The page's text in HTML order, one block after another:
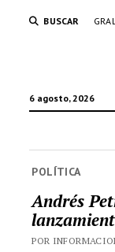
BUSCAR
6 agosto, 2026
POLÍTICA
Andrés
POR